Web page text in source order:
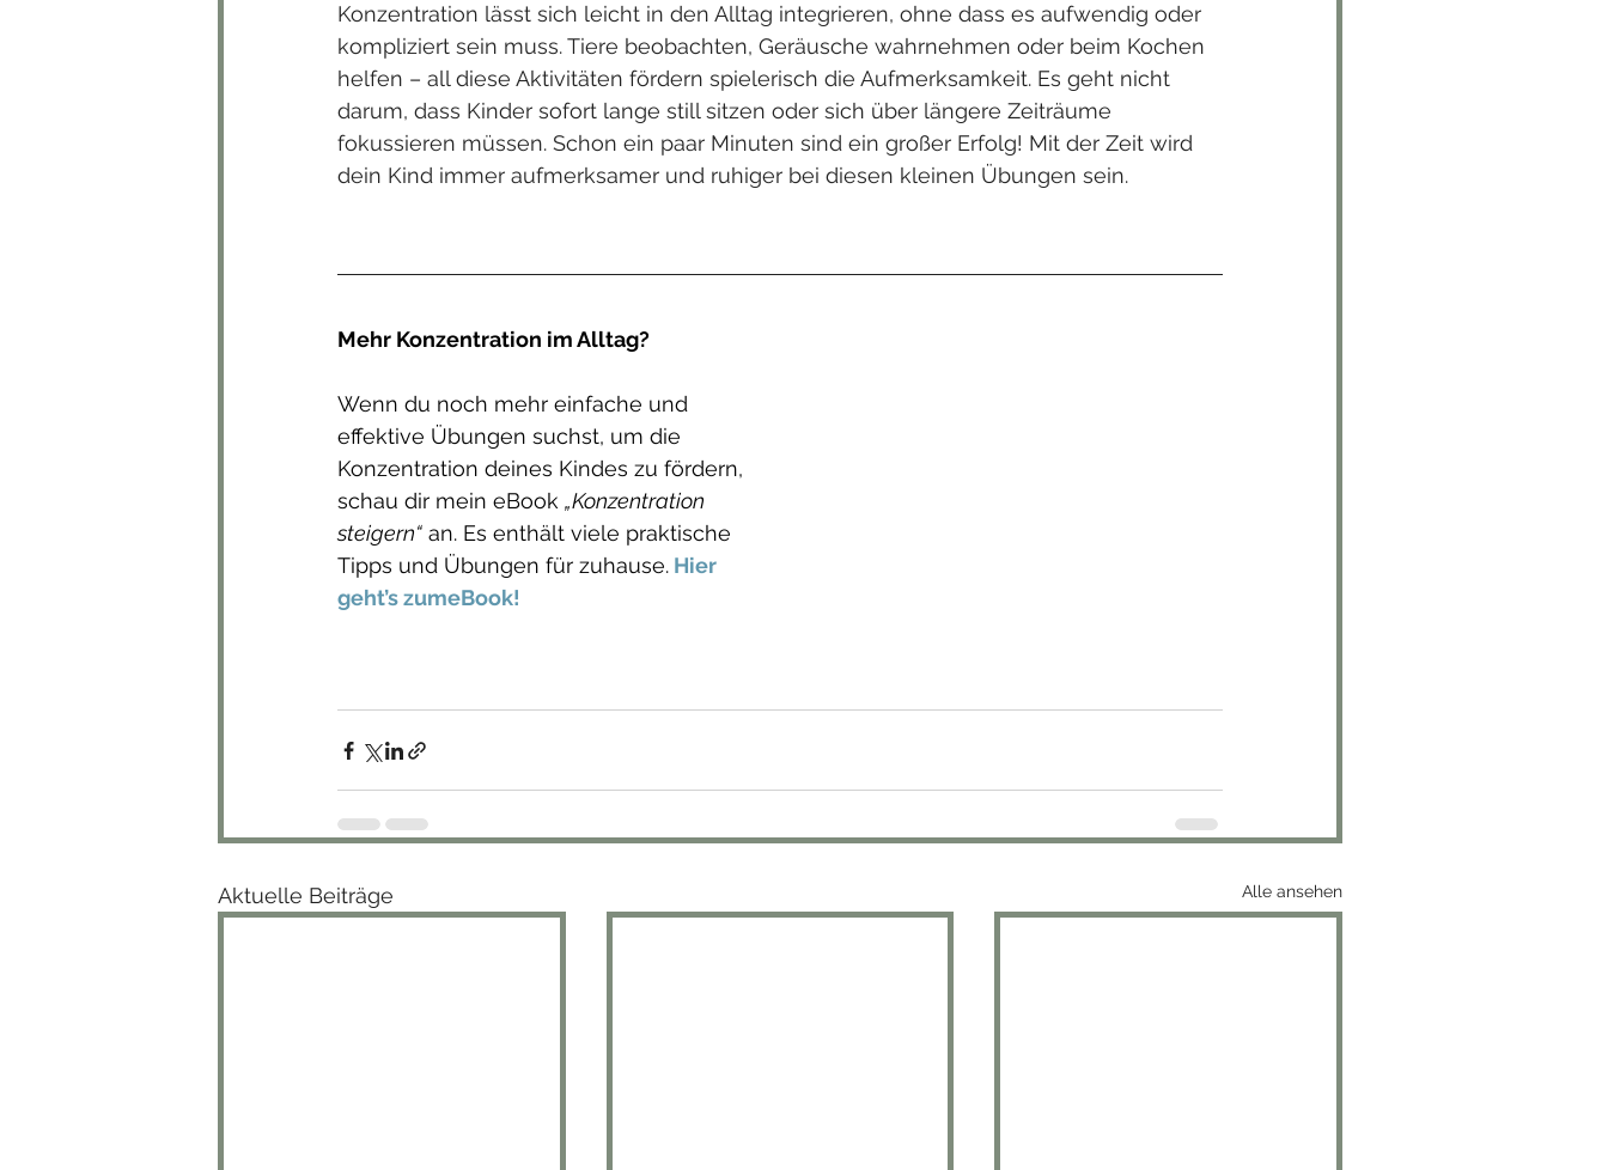
Konzentration lässt sich leicht in den Alltag integrieren, ohne dass es aufwendig oder
kompliziert sein muss. Tiere beobachten, Geräusche wahrnehmen oder beim Kochen
helfen – all diese Aktivitäten fördern spielerisch die Aufmerksamkeit. Es geht nicht
darum, dass Kinder sofort lange still sitzen oder sich über längere Zeiträume
fokussieren müssen. Schon ein paar Minuten sind ein großer Erfolg! Mit der Zeit wird
dein Kind immer aufmerksamer und ruhiger bei diesen kleinen Übungen sein.
Mehr Konzentration im Alltag?
Wenn du noch mehr einfache und
effektive Übungen suchst, um die
Konzentration deines Kindes zu fördern,
schau dir mein eBook „Konzentration
steigern“ an. Es enthält viele praktische
Tipps und Übungen für zuhause. Hier
geht’s zumeBook!
Aktuelle Beiträge Alle ansehen